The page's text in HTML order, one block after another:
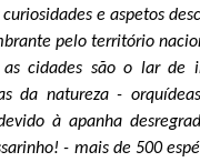
e aspetos
pelo território
cidades são o lar de
da natureza -
à apanha
- mais de 500